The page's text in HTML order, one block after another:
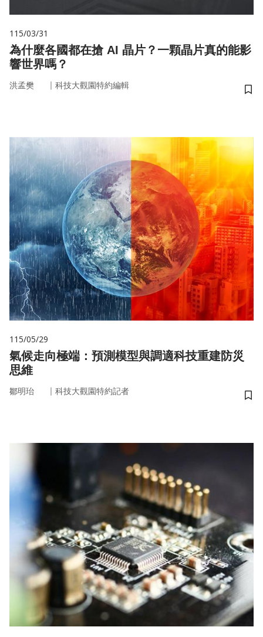
115/03/31
為什麼各國都在搶 AI 晶片？一顆晶片真的能影
響世界嗎？
洪孟樊 ｜ 科技大觀園特約編輯
儲
115/05/29
氣候走向極端：預測模型與調適科技重建防災
思維
鄒明珆 ｜ 科技大觀園特約記者
儲